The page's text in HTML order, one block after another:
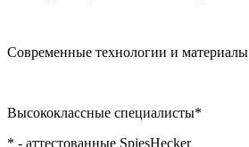
Современные технологии и материалы
Высококлассные специалисты*
* - аттестованные SpiesHecker